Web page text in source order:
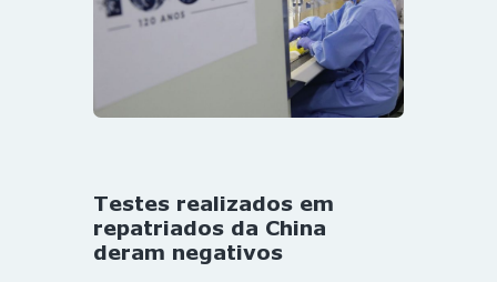
GESTORAS
HOME
Testes realizados em
repatriados da China
deram negativos